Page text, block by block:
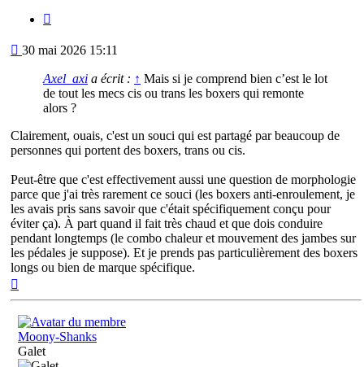
Message
30 mai 2026 15:11
Axel_axi a écrit : ↑ Mais si je comprend bien c’est le lot
de tout les mecs cis ou trans les boxers qui remonte
alors ?
Clairement, ouais, c'est un souci qui est partagé par beaucoup de
personnes qui portent des boxers, trans ou cis.
Peut-être que c'est effectivement aussi une question de morphologie
parce que j'ai très rarement ce souci (les boxers anti-enroulement, je
les avais pris sans savoir que c'était spécifiquement conçu pour
éviter ça). À part quand il fait très chaud et que dois conduire
pendant longtemps (le combo chaleur et mouvement des jambes sur
les pédales je suppose). Et je prends pas particulièrement des boxers
longs ou bien de marque spécifique.
Moony-Shanks
Galet